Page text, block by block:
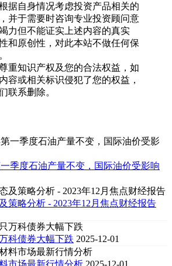
据自身情况考虑投资产品相关的
并于需要时咨询专业投资顾问意
力但不能证实上述内容的真实
和原创性，对此本站不做任何保
重知识产权及您的合法权益，如
容或相关标识侵犯了您的权益，
联系删除。
季度石油产量不变，国际油价受影响
策略分析 - 2023年12月焦点财经报告
科债券大幅下跌 2025-12-01